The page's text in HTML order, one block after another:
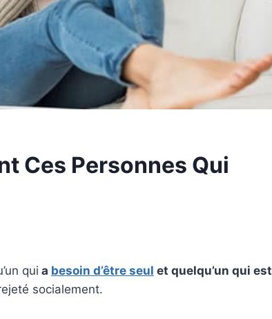
Ces Personnes Qui
qui a besoin d’être seul et quelqu’un qui est
socialement.